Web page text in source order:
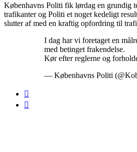
Københavns Politi fik lørdag en grundig
trafikanter og Politi et noget kedeligt
slutter af med en kraftig opfordring til
I dag har vi foretaget en
med betinget frakendelse.
Kør efter reglerne og
— Københavns Politi